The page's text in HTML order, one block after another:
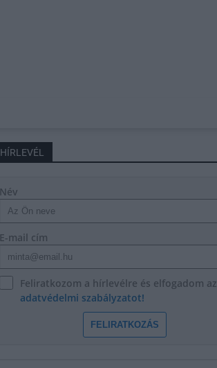
HÍRLEVÉL
Név
E-mail cím
Feliratkozom a hírlevélre és elfogadom az
adatvédelmi szabályzatot!
FELIRATKOZÁS